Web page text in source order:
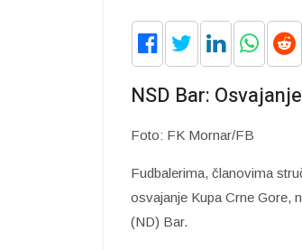
NSD Bar:
Foto: FK Mornar/FB
Fudbalerima, članovima
osvajanje Kupa Crne Gore,
(ND) Bar.